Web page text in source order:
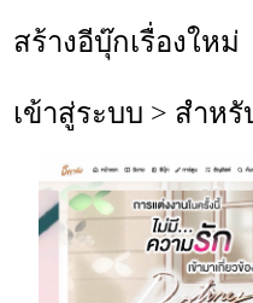
สร้างอีบุ๊กเรื่องใหม่
เข้าสู่ระบบ > สำห